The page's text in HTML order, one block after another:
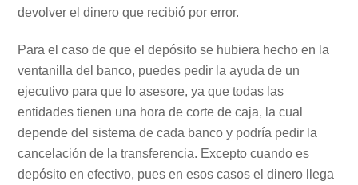
devolver el dinero que recibió por error.
Para el caso de que el depósito se hubiera hecho en la
ventanilla del banco, puedes pedir la ayuda de un
ejecutivo para que lo asesore, ya que todas las
entidades tienen una hora de corte de caja, la cual
depende del sistema de cada banco y podría pedir la
cancelación de la transferencia. Excepto cuando es
depósito en efectivo, pues en esos casos el dinero llega